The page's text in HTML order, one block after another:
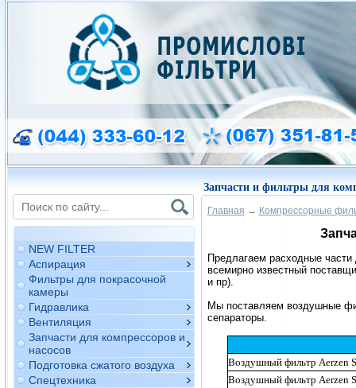
NEW FILTER
Аспирация
Фильтры для покрасочной
камеры
Гидравлика
Вентиляция
Запчасти для компрессоров и
насосов
Подготовка сжатого воздуха
Спецтехника
Запчасти и фильтры для
Главная → Компрессорные
Предлагаем расходные
всемирно известный
и пр).
Мы поставляем воздушные
сепараторы.
Воздушный фильтр Aerzen
Воздушный фильтр Aerzen